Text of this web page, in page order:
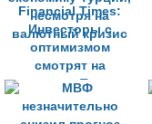
Financial Times:
Инвесторы с
оптимизмом
смотрят на
экономику Турции,
несмотря на
валютный кризис